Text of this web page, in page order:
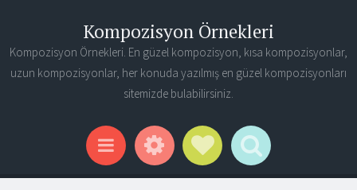
Kompozisyon Örnekleri
Kompozisyon Örnekleri. En güzel kompozisyon, kısa kompozisyonlar,
uzun kompozisyonlar, her konuda yazılmış en güzel kompozisyonları
sitemizde bulabilirsiniz.
Menu WidgetsSocial Links
Search